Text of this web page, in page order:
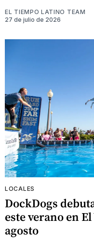
EL TIEMPO LATINO TEAM
27 de julio de 2026
LOCALES
DockDogs
este verano en
agosto